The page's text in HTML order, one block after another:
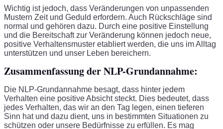
Wichtig ist jedoch, dass Veränderungen von unpassenden
Mustern Zeit und Geduld erfordern. Auch Rückschläge sind
normal und gehören dazu. Durch eine positive Einstellung
und die Bereitschaft zur Veränderung können jedoch neue,
positive Verhaltensmuster etabliert werden, die uns im Alltag
unterstützen und unser Leben bereichern.
Zusammenfassung der NLP-Grundannahme:
Die NLP-Grundannahme besagt, dass hinter jedem
Verhalten eine positive Absicht steckt. Dies bedeutet, dass
jedes Verhalten, das wir an den Tag legen, einen tieferen
Sinn hat und dazu dient, uns in bestimmten Situationen zu
schützen oder unsere Bedürfnisse zu erfüllen. Es mag